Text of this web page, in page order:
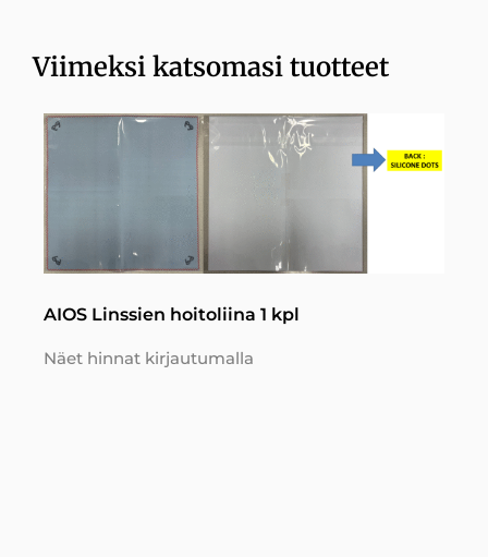
Viimeksi katsomasi tuotteet
AIOS Linssien hoitoliina 1 kpl
Näet hinnat kirjautumalla